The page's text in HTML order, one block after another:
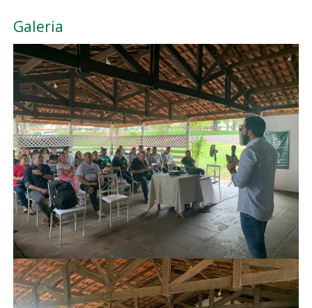
Galeria